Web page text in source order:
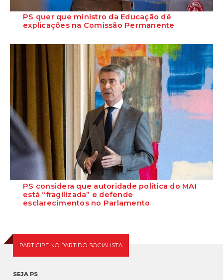
PS quer que ministro da Educação dê
explicações na Comissão Permanente
requerer a presença do minist...
PS considera que autoridade política do MAI
está “fragilizada” e defende
esclarecimentos no Parlamento
PARTICIPE NO PARTIDO SOCIALISTA
SEJA PS